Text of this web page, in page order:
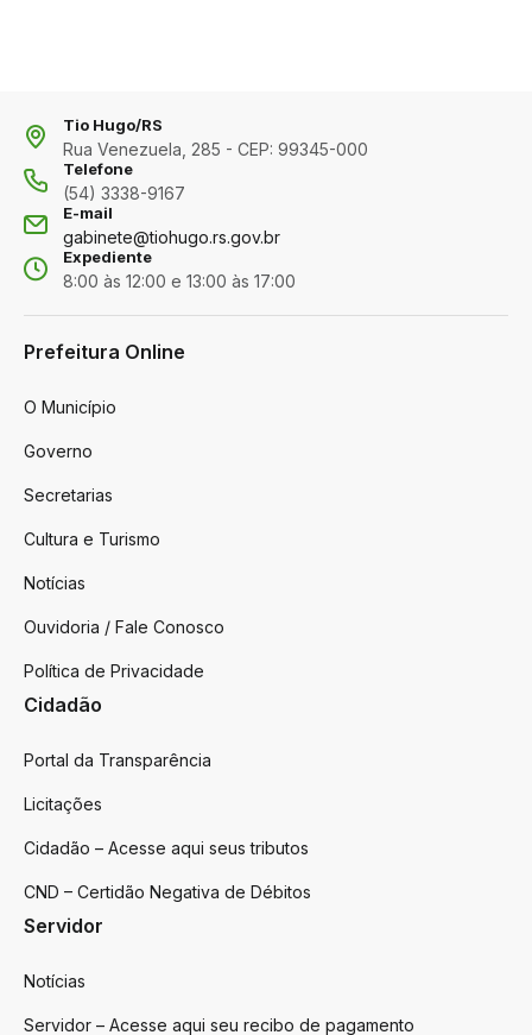
Tio Hugo/RS
Rua Venezuela, 285 - CEP: 99345-000
Telefone
(54) 3338-9167
E-mail
gabinete@tiohugo.rs.gov.br
Expediente
8:00 às 12:00 e 13:00 às 17:00
Prefeitura Online
O Município
Governo
Secretarias
Cultura e Turismo
Notícias
Ouvidoria / Fale Conosco
Política de Privacidade
Cidadão
Portal da Transparência
Licitações
Cidadão – Acesse aqui seus tributos
CND – Certidão Negativa de Débitos
Servidor
Notícias
Servidor – Acesse aqui seu recibo de pagamento